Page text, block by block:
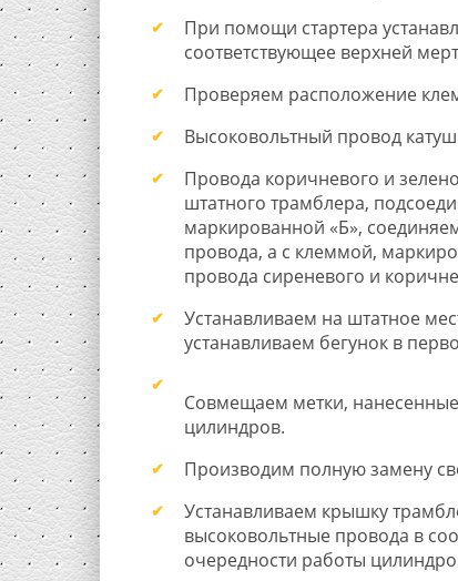
При помощи стартера
соответствующее верхней
Проверяем расположение
Высоковольтный провод
Провода коричневого и
штатного трамблера,
маркированной «Б»,
провода, а с клеммой,
провода сиреневого и
Устанавливаем на штатное
устанавливаем бегунок в
Совмещаем метки,
цилиндров.
Производим полную замену
Устанавливаем крышку
высоковольтные провода в
очередности работы